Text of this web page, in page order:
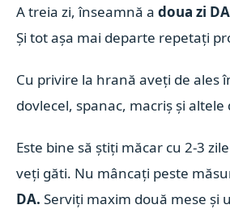
A treia zi, înseamnă adoua zi DA
Și tot așa mai departe repetați
Cu privire la hrană aveți de ales
dovlecel, spanac, macriș și altele
Este bine să știți măcar cu 2-3
veți găti. Nu mâncați peste
DA. Serviți maxim două mese și